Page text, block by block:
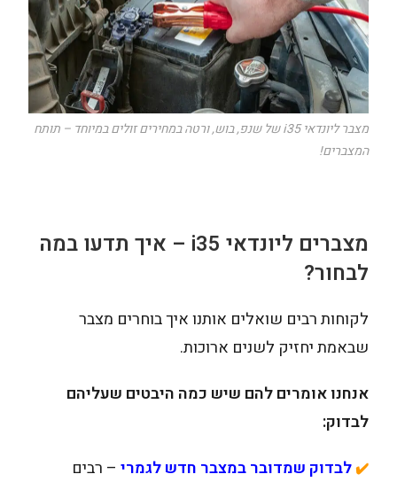
מצבר ליונדאי i35 של שנפ, בוש, ורטה במחירים זולים במיוחד – תותח
המצברים!
מצברים ליונדאי i35 – איך תדעו במה
לבחור?
לקוחות רבים שואלים אותנו איך בוחרים מצבר
שבאמת יחזיק לשנים ארוכות.
אנחנו אומרים להם שיש כמה היבטים שעליהם
לבדוק:
✔️לבדוק שמדובר במצבר חדש לגמרי – רבים